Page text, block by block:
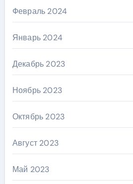
Февраль 2024
Январь 2024
Декабрь 2023
Ноябрь 2023
Октябрь 2023
Август 2023
Май 2023